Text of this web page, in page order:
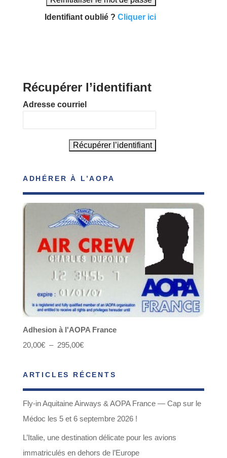
Identifiant oublié ?Cliquer ici
Récupérer l’identifiant
Adresse courriel
ADHÉRER À L’AOPA
Adhesion à l'AOPA France
20,00€ – 295,00€Plage
prix :
20,00€
à
295,00€
ARTICLES RÉCENTS
Fly-in Aquitaine Airways & AOPA France — Cap sur le
Médoc les 5 et 6 septembre 2026 !
L’Italie, une destination délicate pour les avions
immatriculés en dehors de l’Europe